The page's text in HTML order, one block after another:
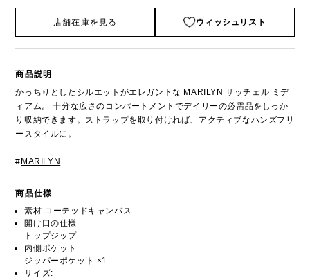
店舗在庫を見る ウィッシュリスト
商品説明
かっちりとしたシルエットがエレガントな MARILYN サッチェル ミデ
ィアム。 十分な広さのコンパートメントでデイリーの必需品をしっか
り収納できます。ストラップを取り付ければ、アクティブなハンズフリ
ースタイルに。
# MARILYN
商品仕様
素材:コーテッドキャンバス
開け口の仕様
トップジップ
内側ポケット
ジッパーポケット ×1
サイズ: